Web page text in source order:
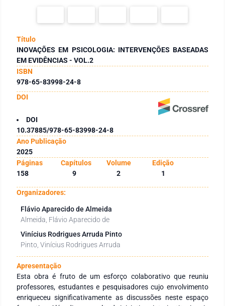
Título
INOVAÇÕES EM PSICOLOGIA: INTERVENÇÕES BASEADAS
EM EVIDÊNCIAS - VOL.2
ISBN
978-65-83998-24-8
DOI
DOI
10.37885/978-65-83998-24-8
Ano Publicação
2025
Páginas
Capítulos Volume
Edição
158
9 2 1
Organizadores:
Flávio Aparecido de Almeida
Almeida, Flávio Aparecido de
Vinícius Rodrigues Arruda Pinto
Pinto, Vinícius Rodrigues Arruda
Apresentação
Esta obra é fruto de um esforço colaborativo que reuniu
professores, estudantes e pesquisadores cujo envolvimento
enriqueceu significativamente as discussões neste espaço